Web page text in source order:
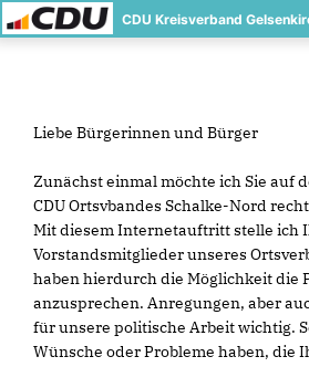
CDU Kreisverband
Liebe Bürgerinnen und Bürger
Zunächst einmal möchte ich Sie auf
CDU Ortsvbandes Schalke-Nord
Mit diesem Internetauftritt stelle ich
Vorstandsmitglieder unseres
haben hierdurch die Möglichkeit die
anzusprechen. Anregungen, aber
für unsere politische Arbeit wichtig.
Wünsche oder Probleme haben, die